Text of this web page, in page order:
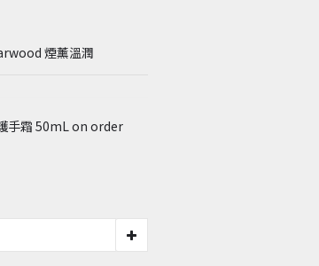
煙薰溫潤
手霜 50mL on order